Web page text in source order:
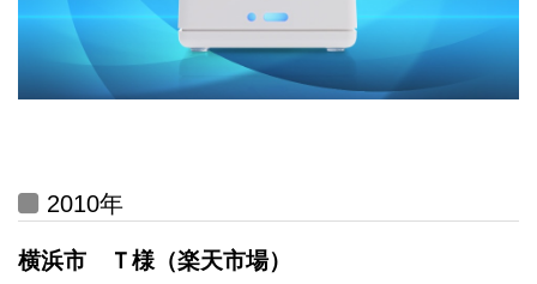
2010年
横浜市 Ｔ様（楽天市場）